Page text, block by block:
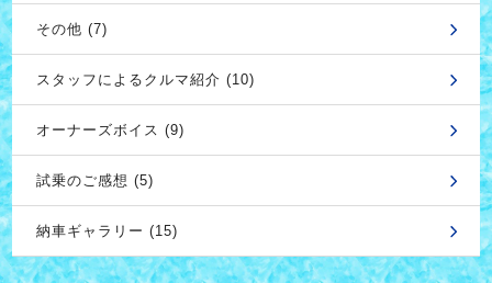
その他 (7)
スタッフによるクルマ紹介 (10)
オーナーズボイス (9)
試乗のご感想 (5)
納車ギャラリー (15)